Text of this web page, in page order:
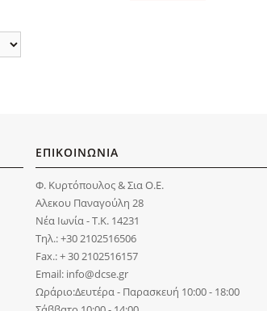
ΕΠΙΚΟΙΝΩΝΙΑ
Φ. Κυρτόπουλος & Σια Ο.Ε.
Αλεκου Παναγούλη 28
Νέα Ιωνία - Τ.Κ. 14231
Τηλ.: +30 2102516506
Fax.: + 30 2102516157
Email: info@dcse.gr
Ωράριο:Δευτέρα - Παρασκευή 10:00 - 18:00